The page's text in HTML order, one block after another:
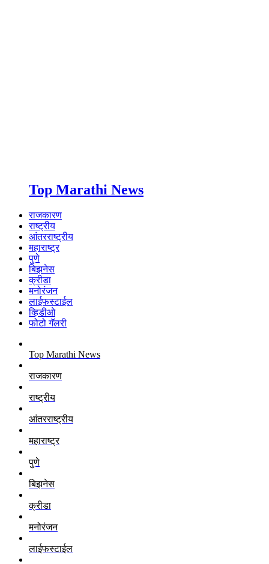
Top Marathi News
राजकारण
राष्ट्रीय
आंतरराष्ट्रीय
महाराष्ट्र
पुणे
बिझनेस
क्रीडा
मनोरंजन
लाईफस्टाईल
व्हिडीओ
फोटो गॅलरी
Top Marathi News
राजकारण
राष्ट्रीय
आंतरराष्ट्रीय
महाराष्ट्र
पुणे
बिझनेस
क्रीडा
मनोरंजन
लाईफस्टाईल